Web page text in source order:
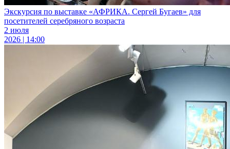
Экскурсия по выставке «АФРИКА. Сергей Бугаев» для
посетителей серебряного возраста
2 июля
2026 | 14:00